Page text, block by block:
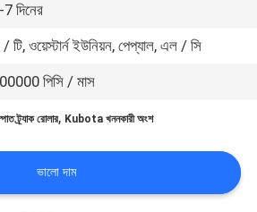
দিনের
/ টি, ওয়েস্টার্ন ইউনিয়ন, পেপ্যাল, এল / সি
পিসি / মাস
ট্র্যাক রোলার, Kubota খননকারী অংশ
ভালো দাম